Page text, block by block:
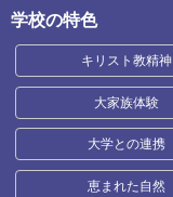
学校の特色
キリスト教精神
大家族体験
大学との連携
恵まれた自然